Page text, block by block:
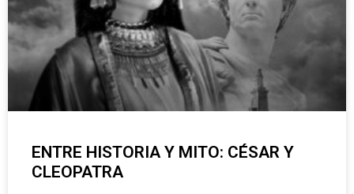
ENTRE HISTORIA Y MITO: CÉSAR Y
CLEOPATRA